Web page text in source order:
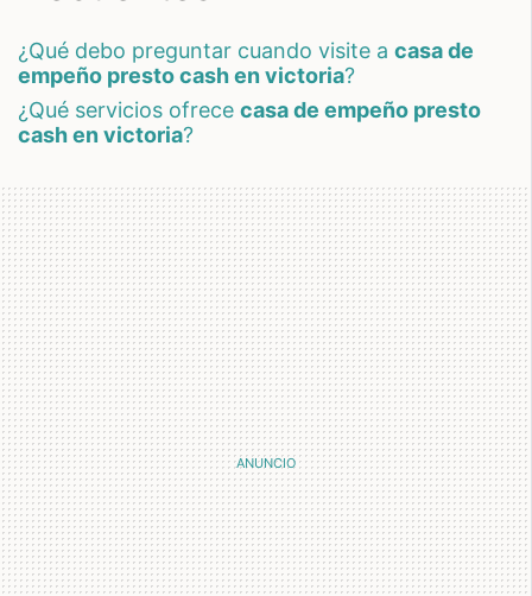
¿qué debo preguntar cuando visite a casa de
empeño presto cash en victoria?
¿qué servicios ofrece casa de empeño presto
cash en victoria?